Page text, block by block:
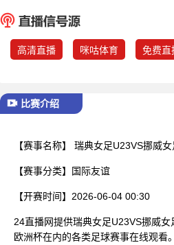
高清直播 咪咕体育 免费直
比赛介绍
【赛事名称】 瑞典女足U23VS挪威
【赛事分类】 国际友谊
【开赛时间】 2026-06-04 00:30
24直播网提供瑞典女足U23VS挪威
欧洲杯在内的各类足球赛事在线观看